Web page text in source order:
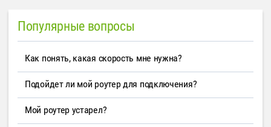
Популярные вопросы
Как понять, какая скорость мне нужна?
Подойдет ли мой роутер для подключения?
Мой роутер устарел?